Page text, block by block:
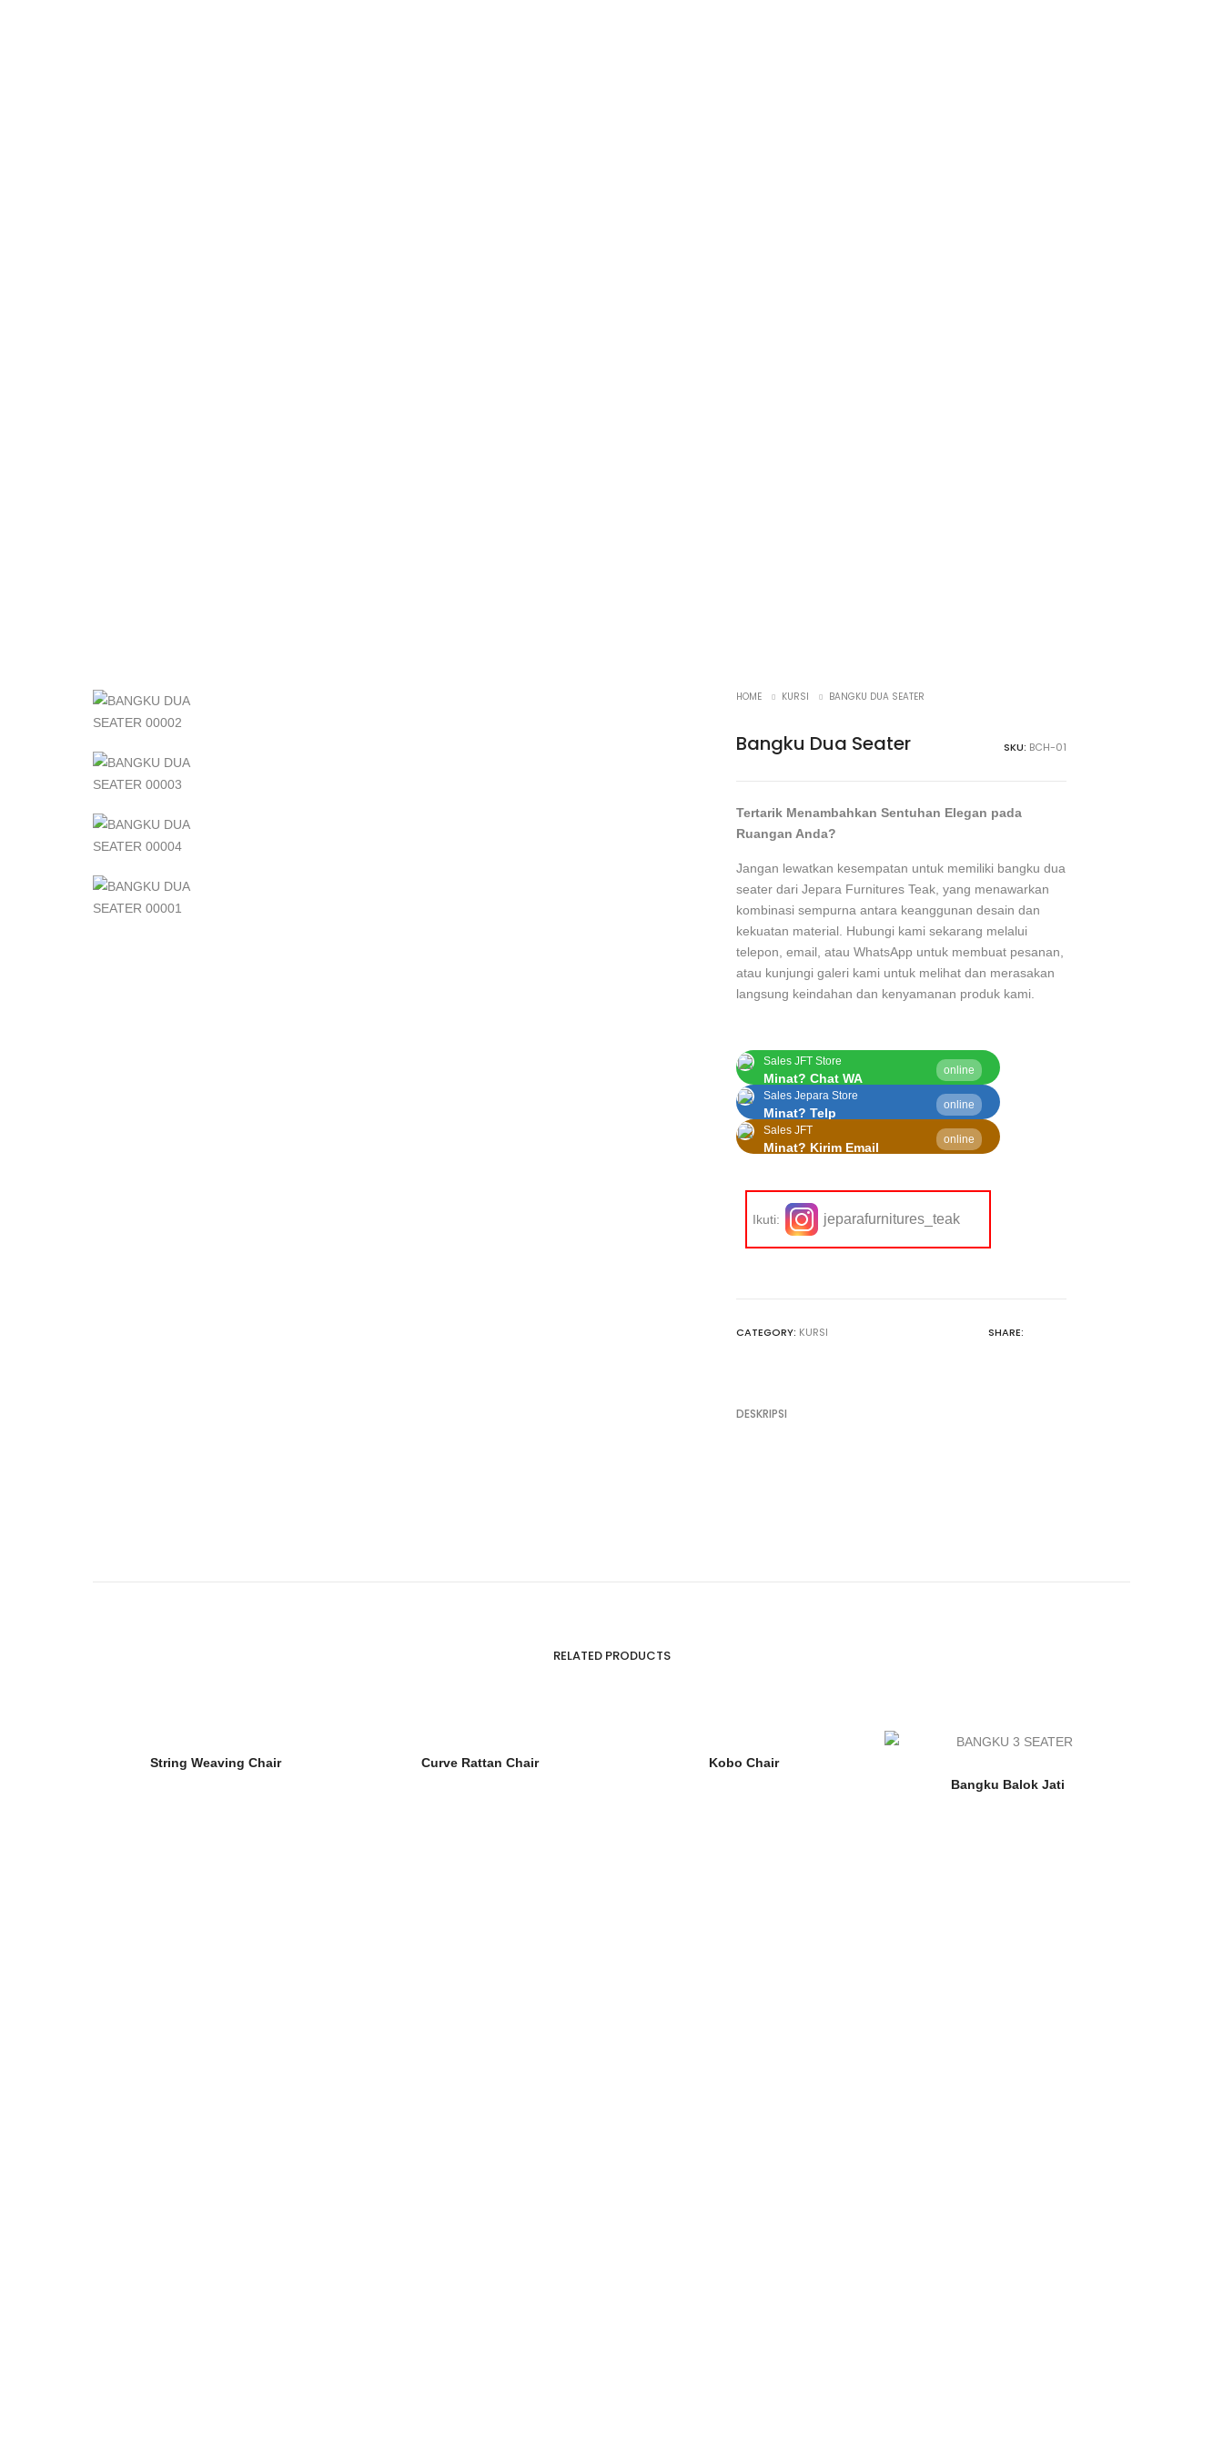
HOME KURSI BANGKU DUA SEATER
Bangku Dua Seater SKU: BCH-01
Tertarik Menambahkan Sentuhan Elegan pada
Ruangan Anda?
Jangan lewatkan kesempatan untuk memiliki bangku dua
seater dari Jepara Furnitures Teak, yang menawarkan
kombinasi sempurna antara keanggunan desain dan
kekuatan material. Hubungi kami sekarang melalui
telepon, email, atau WhatsApp untuk membuat pesanan,
atau kunjungi galeri kami untuk melihat dan merasakan
langsung keindahan dan kenyamanan produk kami.
Sales JFT Store
online
Minat? Chat WA
Sales Jepara Store
online
Minat? Telp
Sales JFT
online
Minat? Kirim Email
Ikuti: jeparafurnitures_teak
CATEGORY: KURSI SHARE:
DESKRIPSI
RELATED PRODUCTS
String Weaving Chair Curve Rattan Chair
Kobo Chair
Bangku Balok Jati